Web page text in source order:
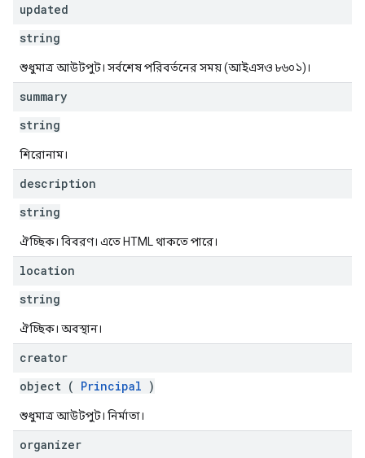
updated
string
শুধুমাত্র আউটপুট। সর্বশেষ পরিবর্তনের সময় (আইএসও ৮৬০১)।
summary
string
শিরোনাম।
description
string
ঐচ্ছিক। বিবরণ। এতে HTML থাকতে পারে।
location
string
ঐচ্ছিক। অবস্থান।
creator
object ( Principal )
শুধুমাত্র আউটপুট। নির্মাতা।
organizer